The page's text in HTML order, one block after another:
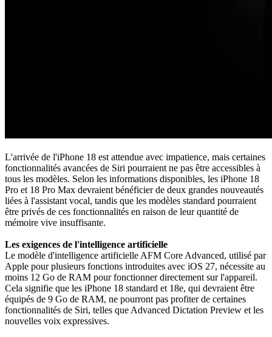
L'arrivée de l'iPhone 18 est attendue avec impatience, mais certaines
fonctionnalités avancées de Siri pourraient ne pas être accessibles à
tous les modèles. Selon les informations disponibles, les iPhone 18
Pro et 18 Pro Max devraient bénéficier de deux grandes nouveautés
liées à l'assistant vocal, tandis que les modèles standard pourraient
être privés de ces fonctionnalités en raison de leur quantité de
mémoire vive insuffisante.
Les exigences de l'intelligence artificielle
Le modèle d'intelligence artificielle AFM Core Advanced, utilisé par
Apple pour plusieurs fonctions introduites avec iOS 27, nécessite au
moins 12 Go de RAM pour fonctionner directement sur l'appareil.
Cela signifie que les iPhone 18 standard et 18e, qui devraient être
équipés de 9 Go de RAM, ne pourront pas profiter de certaines
fonctionnalités de Siri, telles que Advanced Dictation Preview et les
nouvelles voix expressives.